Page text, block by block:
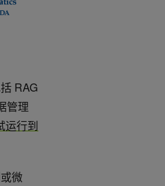
RAG
管理
运行到
微